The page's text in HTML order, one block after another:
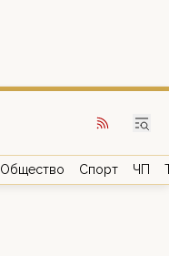
Общество Спорт ЧП